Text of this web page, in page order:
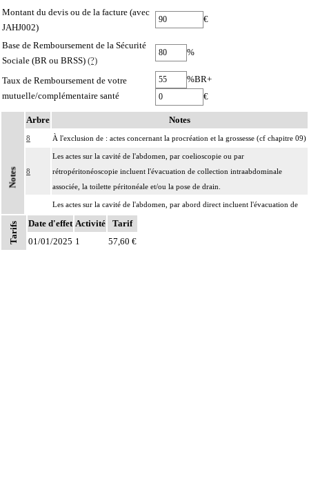
Montant du devis ou de la facture (avec
JAHJ002)
€
Base de Remboursement de la Sécurité
Sociale (BR ou BRSS) (?)
%
Taux de Remboursement de votre
mutuelle/complémentaire santé
%BR+
€
Notes
Arbre Notes
8 À l'exclusion de : actes concernant la procréation et la grossesse (cf chapitre 09)
8
Les actes sur la cavité de l'abdomen, par coelioscopie ou par
rétropéritonéoscopie incluent l'évacuation de collection intraabdominale
associée, la toilette péritonéale et/ou la pose de drain.
8
Les actes sur la cavité de l'abdomen, par abord direct incluent l'évacuation de
collection intraabdominale associée, la toilette péritonéale et/ou la pose de
drain.
Tarifs Date d'effet Activité
Tarif
01/01/2025 1 57,60 €